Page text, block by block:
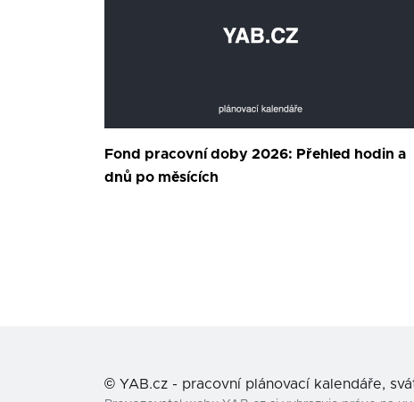
Fond pracovní doby 2026: Přehled hodin a
dnů po měsících
© YAB.cz - pracovní plánovací kalendáře,